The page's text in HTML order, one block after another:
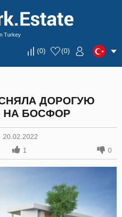
Turkey
(0) (0)
ДОРОГУЮ
НА БОСФОР
20.02.2022
1 0